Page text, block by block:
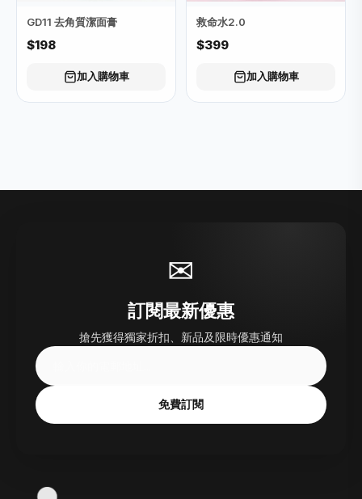
GD11 去角質潔面膏
$198
加入購物車
救命水2.0
$399
加入購物車
✉
訂閱最新優惠
搶先獲得獨家折扣、新品及限時優惠通知
免費訂閱